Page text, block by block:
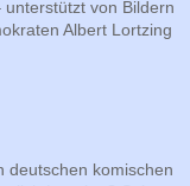
von Bildern
Albert Lortzing
deutschen komischen